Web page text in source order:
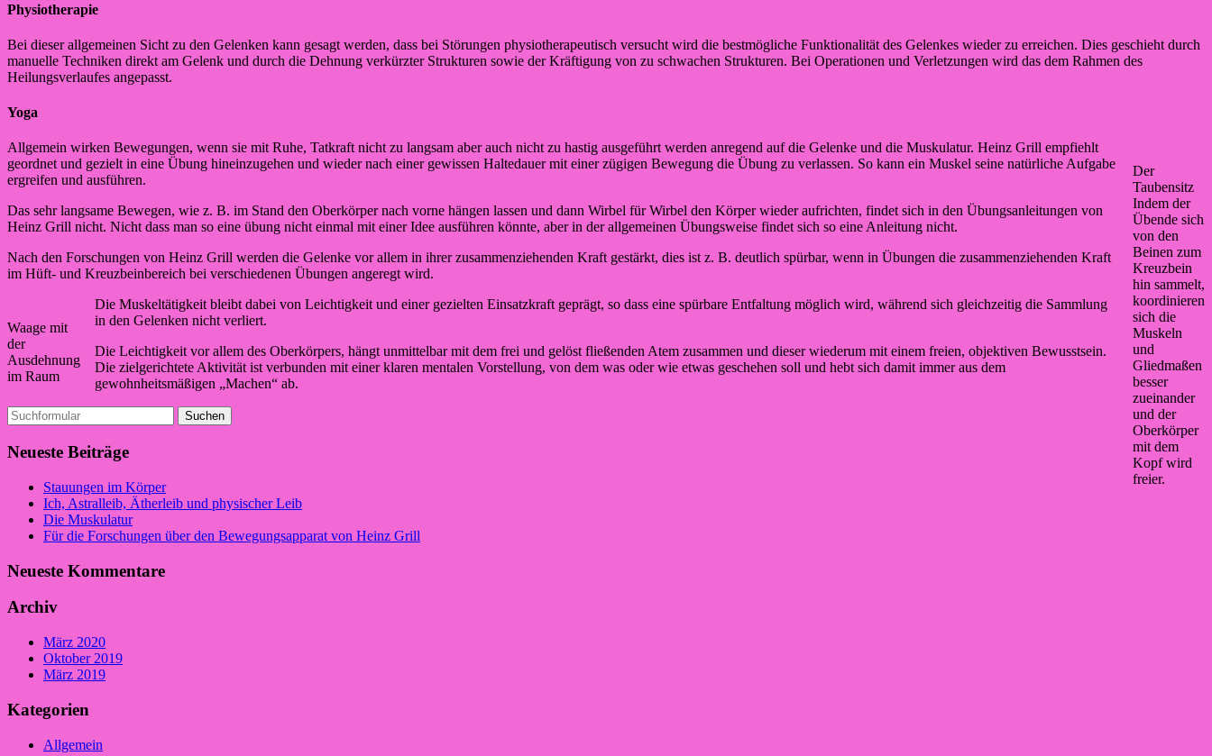
Physiotherapie
Bei dieser allgemeinen Sicht zu den Gelenken kann gesagt werden, dass bei Störungen physiotherapeutisch versucht wird die bestmögliche Funktionalität des Gelenkes wieder zu erreichen. Dies geschieht durch
manuelle Techniken direkt am Gelenk und durch die Dehnung verkürzter Strukturen sowie der Kräftigung von zu schwachen Strukturen. Bei Operationen und Verletzungen wird das dem Rahmen des
Heilungsverlaufes angepasst.
Yoga
Der
Taubensitz
Indem der
Übende sich
von den
Beinen zum
Kreuzbein
hin sammelt,
koordinieren
sich die
Muskeln
und
Gliedmaßen
besser
zueinander
und der
Oberkörper
mit dem
Kopf wird
freier.
Allgemein wirken Bewegungen, wenn sie mit Ruhe, Tatkraft nicht zu langsam aber auch nicht zu hastig ausgeführt werden anregend auf die Gelenke und die Muskulatur. Heinz Grill empfiehlt
geordnet und gezielt in eine Übung hineinzugehen und wieder nach einer gewissen Haltedauer mit einer zügigen Bewegung die Übung zu verlassen. So kann ein Muskel seine natürliche Aufgabe
ergreifen und ausführen.
Das sehr langsame Bewegen, wie z. B. im Stand den Oberkörper nach vorne hängen lassen und dann Wirbel für Wirbel den Körper wieder aufrichten, findet sich in den Übungsanleitungen von
Heinz Grill nicht. Nicht dass man so eine übung nicht einmal mit einer Idee ausführen könnte, aber in der allgemeinen Übungsweise findet sich so eine Anleitung nicht.
Nach den Forschungen von Heinz Grill werden die Gelenke vor allem in ihrer zusammenziehenden Kraft gestärkt, dies ist z. B. deutlich spürbar, wenn in Übungen die zusammenziehenden Kraft
im Hüft- und Kreuzbeinbereich bei verschiedenen Übungen angeregt wird.
Waage mit
der
Ausdehnung
im Raum
Die Muskeltätigkeit bleibt dabei von Leichtigkeit und einer gezielten Einsatzkraft geprägt, so dass eine spürbare Entfaltung möglich wird, während sich gleichzeitig die Sammlung
in den Gelenken nicht verliert.
Die Leichtigkeit vor allem des Oberkörpers, hängt unmittelbar mit dem frei und gelöst fließenden Atem zusammen und dieser wiederum mit einem freien, objektiven Bewusstsein.
Die zielgerichtete Aktivität ist verbunden mit einer klaren mentalen Vorstellung, von dem was oder wie etwas geschehen soll und hebt sich damit immer aus dem
gewohnheitsmäßigen „Machen“ ab.
Suchen
nach:
Neueste Beiträge
Stauungen im Körper
Ich, Astralleib, Ätherleib und physischer Leib
Die Muskulatur
Für die Forschungen über den Bewegungsapparat von Heinz Grill
Neueste Kommentare
Archiv
März 2020
Oktober 2019
März 2019
Kategorien
Allgemein